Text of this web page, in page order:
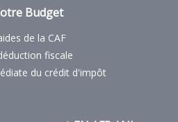
Budget
de la CAF
fiscale
du crédit d'impôt